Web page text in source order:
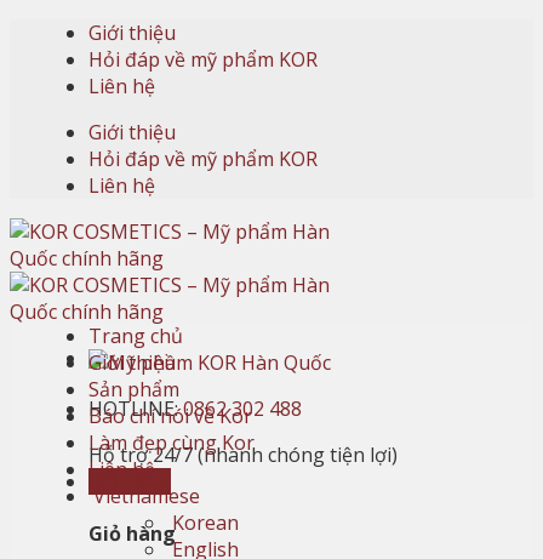
content
Giới thiệu
Hỏi đáp về mỹ phẩm KOR
Liên hệ
Giới thiệu
Hỏi đáp về mỹ phẩm KOR
Liên hệ
HOTLINE:0862 302 488
Hỗ trợ 24/7 (nhanh chóng tiện lợi)
Giỏ hàng
Trang chủ
Giới thiệu
Sản phẩm
Báo chí nói về Kor
Làm đẹp cùng Kor
Liên hệ
Vietnamese
Korean
English